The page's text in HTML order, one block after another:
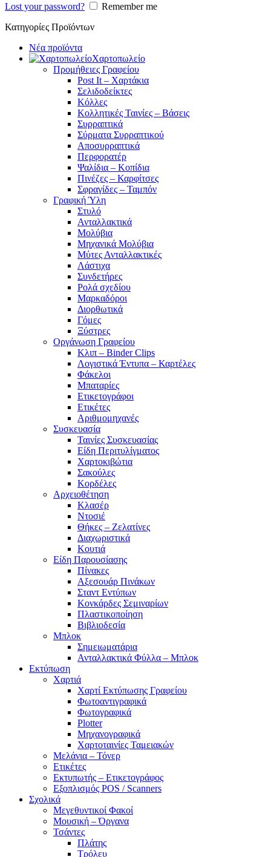
Lost your password?
Remember me
Κατηγορίες Προϊόντων
Νέα προϊόντα
Χαρτοπωλείο
Προμήθειες Γραφείου
Post It – Χαρτάκια
Σελιδοδείκτες
Κόλλες
Κολλητικές Ταινίες – Βάσεις
Συρραπτικά
Σύρματα Συρραπτικού
Αποσυρραπτικά
Περφορατέρ
Ψαλίδια – Κοπίδια
Πινέζες – Καρφίτσες
Σφραγίδες – Ταμπόν
Γραφική Ύλη
Στυλό
Ανταλλακτικά
Μολύβια
Μηχανικά Μολύβια
Μύτες Ανταλλακτικές
Λάστιχα
Συνδετήρες
Ρολά σχεδίου
Μαρκαδόροι
Διορθωτικά
Γόμες
Ξύστρες
Οργάνωση Γραφείου
Κλιπ – Binder Clips
Λογιστικά Έντυπα – Καρτέλες
Φάκελοι
Μπαταρίες
Ετικετογράφοι
Ετικέτες
Αριθμομηχανές
Συσκευασία
Ταινίες Συσκευασίας
Είδη Περιτυλίγματος
Χαρτοκιβώτια
Σακούλες
Κορδέλες
Αρχειοθέτηση
Κλασέρ
Ντοσιέ
Θήκες – Ζελατίνες
Διαχωριστικά
Κουτιά
Είδη Παρουσίασης
Πίνακες
Αξεσουάρ Πινάκων
Σταντ Εντύπων
Κονκάρδες Σεμιναρίων
Πλαστικοποίηση
Βιβλιοδεσία
Μπλοκ
Σημειωματάρια
Ανταλλακτικά Φύλλα – Μπλοκ
Εκτύπωση
Χαρτιά
Χαρτί Εκτύπωσης Γραφείου
Φωτοαντιγραφικά
Φωτογραφικά
Plotter
Μηχανογραφικά
Χαρτοταινίες Ταμειακών
Μελάνια – Τόνερ
Ετικέτες
Εκτυπωτής – Ετικετογράφος
Εξοπλισμός POS / Scanners
Σχολικά
Μεγεθυντικοί Φακοί
Μουσική – Όργανα
Τσάντες
Πλάτης
Τρόλευ